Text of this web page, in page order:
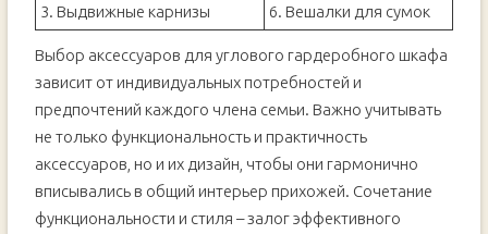
3. Выдвижные карнизы
6. Вешалки для сумок
Выбор аксессуаров для углового гардеробного шкафа
зависит от индивидуальных потребностей и
предпочтений каждого члена семьи. Важно учитывать
не только функциональность и практичность
аксессуаров, но и их дизайн, чтобы они гармонично
вписывались в общий интерьер прихожей. Сочетание
функциональности и стиля – залог эффективного